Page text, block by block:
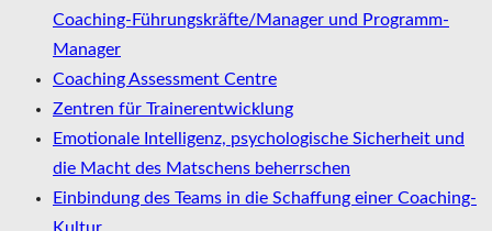
Coaching-Führungskräfte/Manager und Programm-
Manager
Coaching Assessment Centre
Zentren für Trainerentwicklung
Emotionale Intelligenz, psychologische Sicherheit und
die Macht des Matschens beherrschen
Einbindung des Teams in die Schaffung einer Coaching-